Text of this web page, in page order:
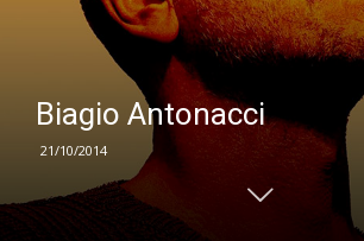
Biagio Antonacci
21/10/2014